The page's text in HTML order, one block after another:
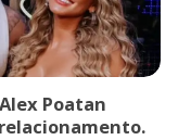
Poatan